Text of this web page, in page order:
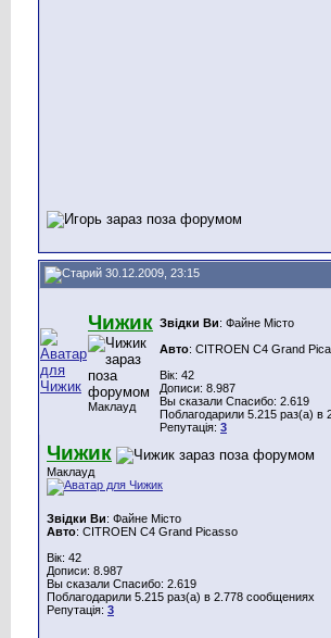
30.12.2009, 23:15
Чижик
Маклауд
Звідки Ви: Файне Місто
Авто: CITROEN C4 Grand
Вік: 42
Дописи: 8.987
Вы сказали Спасибо: 2.619
Поблагодарили 5.215 раз(а) в
Репутація: 3
Чижик
Маклауд
Звідки Ви: Файне Місто
Авто: CITROEN C4 Grand Picasso
Вік: 42
Дописи: 8.987
Вы сказали Спасибо: 2.619
Поблагодарили 5.215 раз(а) в 2.778 сообщениях
Репутація: 3